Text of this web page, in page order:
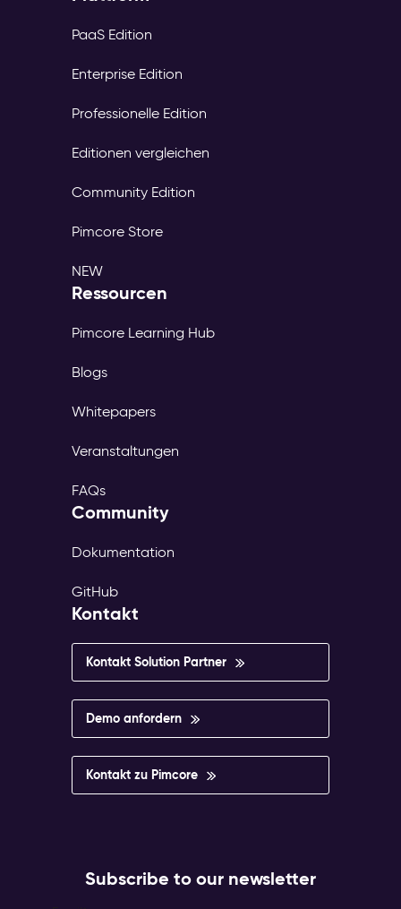
PaaS Edition
Enterprise Edition
Professionelle Edition
Editionen vergleichen
Community Edition
Pimcore Store
NEW
Ressourcen
Pimcore Learning Hub
Blogs
Whitepapers
Veranstaltungen
FAQs
Community
Dokumentation
GitHub
Kontakt
Kontakt Solution Partner
Demo anfordern
Kontakt zu Pimcore
Subscribe to our newsletter